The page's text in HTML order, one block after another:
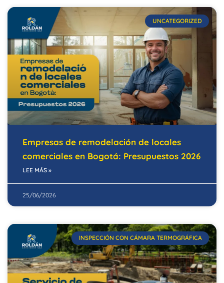
UNCATEGORIZED
Empresas de remodelación de locales
comerciales en Bogotá: Presupuestos 2026
LEE MÁS »
25/06/2026
INSPECCIÓN CON CÁMARA TERMOGRÁFICA